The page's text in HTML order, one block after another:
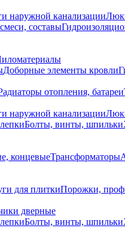
наружной канализации
составы
Доборные элементы кровли
отопления, батареи
наружной канализации
Болты, винты, шпильки
концевыеТрансформаторы
для плиткиПорожки,
дверные
Болты, винты, шпильки